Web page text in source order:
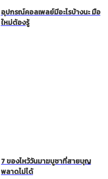
อุปกรณ์คอลเพลย์มีอะไรบ้างนะ มือ
ใหม่ต้องรู้
7 ของไหว้วันมาฆบูชาที่สายบุญ
พลาดไม่ได้